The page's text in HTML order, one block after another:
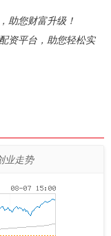
助您财富升级！
资平台，助您轻松实
业走势